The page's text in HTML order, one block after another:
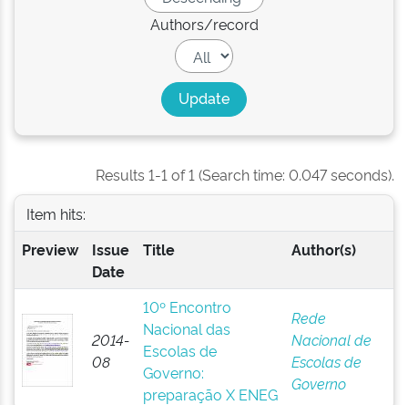
Authors/record
Results 1-1 of 1 (Search time: 0.047 seconds).
Item hits:
Preview
Issue
Date
Title Author(s)
2014-
08
10º Encontro
Nacional das
Escolas de
Governo:
preparação X ENEG
Rede
Nacional de
Escolas de
Governo